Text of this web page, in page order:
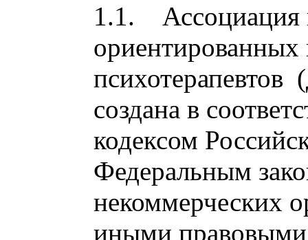
1.1. Ассоциация
ориентированных
психотерапевтов
создана в
кодексом
Федеральным
некоммерческих
иными правовыми